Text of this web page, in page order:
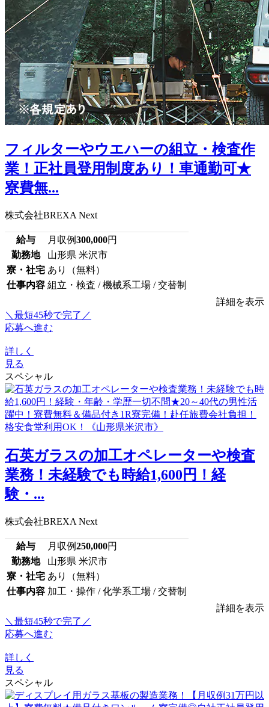
フィルターやウエハーの組立・検査作
業！正社員登用制度あり！車通勤可★
寮費無...
株式会社BREXA Next
給与 月収例300,000円
勤務地
山形県 米沢市
寮・社宅 あり（無料）
仕事内容 組立・検査 / 機械系工場 / 交替制
詳細を表示
＼最短45秒で完了／
応募へ進む
詳しく
見る
スペシャル
石英ガラスの加工オペレーターや検査
業務！未経験でも時給1,600円！経
験・...
株式会社BREXA Next
給与 月収例250,000円
勤務地
山形県 米沢市
寮・社宅 あり（無料）
仕事内容 加工・操作 / 化学系工場 / 交替制
詳細を表示
＼最短45秒で完了／
応募へ進む
詳しく
見る
スペシャル